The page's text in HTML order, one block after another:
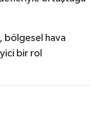
bölgesel hava
bir rol